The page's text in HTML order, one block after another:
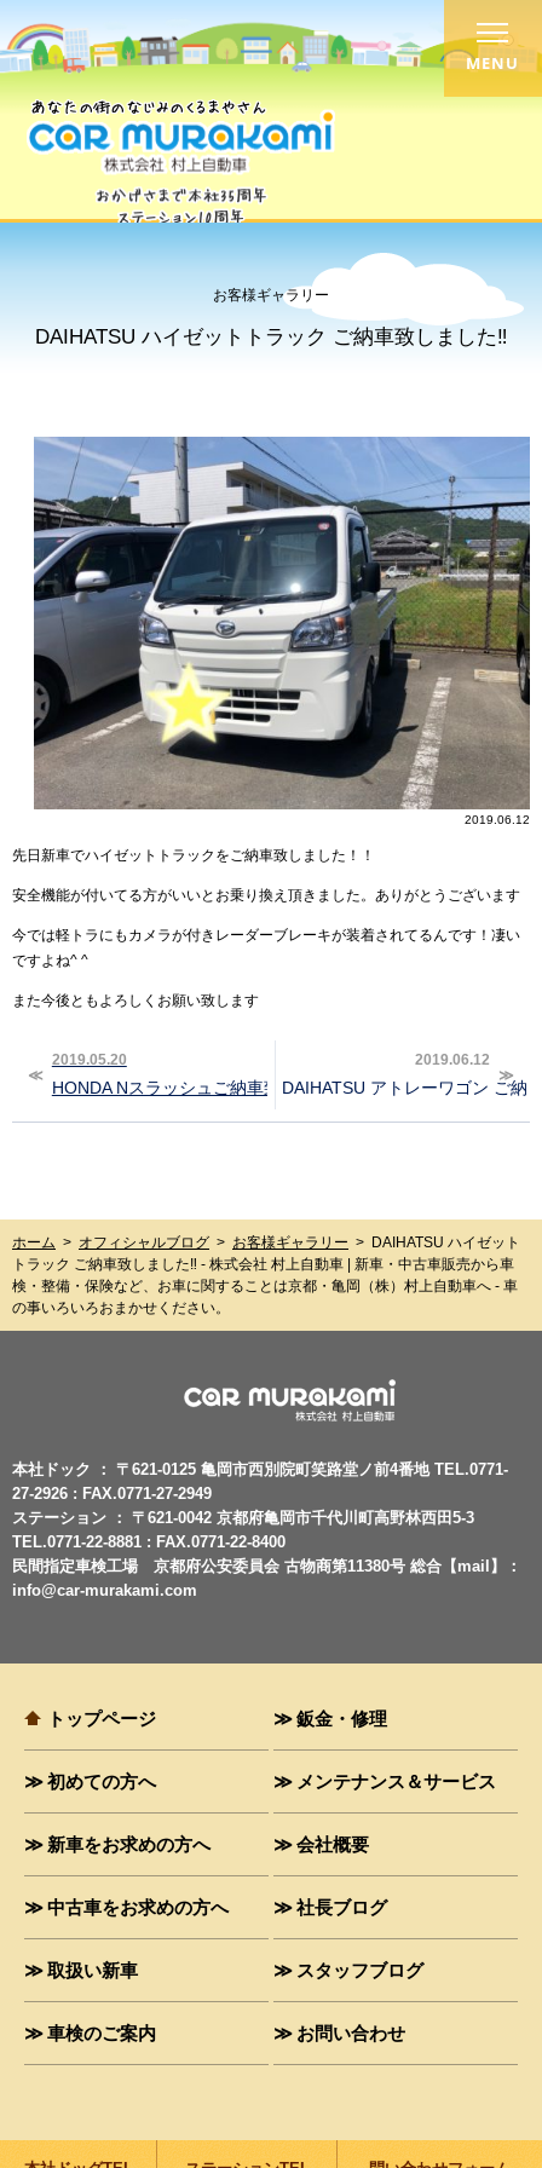
MENU
お客様ギャラリー
DAIHATSU ハイゼットトラック ご納車致しました‼︎
2019.06.12
先日新車でハイゼットトラックをご納車致しました！！
安全機能が付いてる方がいいとお乗り換え頂きました。ありがとうございます
今では軽トラにもカメラが付きレーダーブレーキが装着されてるんです！凄い
ですよね^ ^
また今後ともよろしくお願い致します
2019.05.20
HONDA Nスラッシュご納車致しました‼︎
2019.06.12
DAIHATSU アトレーワゴン ご納
ホーム > オフィシャルブログ > お客様ギャラリー > DAIHATSU ハイゼット
トラック ご納車致しました‼︎ - 株式会社 村上自動車 | 新車・中古車販売から車
検・整備・保険など、お車に関することは京都・亀岡（株）村上自動車へ - 車
の事いろいろおまかせください。
本社ドック ： 〒621-0125 亀岡市西別院町笑路堂ノ前4番地 TEL.0771-
27-2926 : FAX.0771-27-2949
ステーション ： 〒621-0042 京都府亀岡市千代川町高野林西田5-3
TEL.0771-22-8881 : FAX.0771-22-8400
民間指定車検工場 京都府公安委員会 古物商第11380号 総合【mail】：
info@car-murakami.com
トップページ
初めての方へ
新車をお求めの方へ
中古車をお求めの方へ
取扱い新車
車検のご案内
鈑金・修理
メンテナンス＆サービス
会社概要
社長ブログ
スタッフブログ
お問い合わせ